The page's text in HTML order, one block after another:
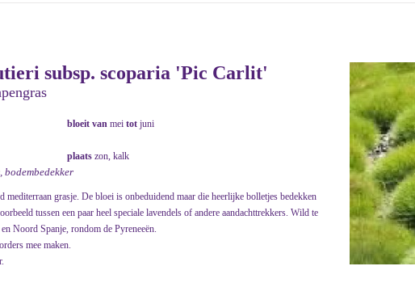
subsp. scoparia 'Pic Carlit'
bloeit van mei tot juni
plaats zon, kalk
mediterraan grasje. De bloei is onbeduidend maar die heerlijke bolletjes bedekken
tussen een paar heel speciale lavendels of andere aandachttrekkers. Wild te
Noord Spanje, rondom de Pyreneeën.
mee maken.